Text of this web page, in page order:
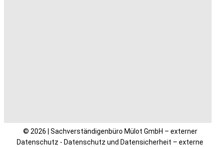
© 2026 | Sachverständigenbüro Mülot GmbH – externer
Datenschutz - Datenschutz und Datensicherheit – externe